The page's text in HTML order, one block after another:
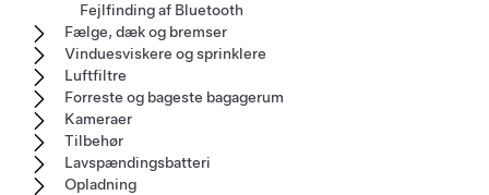
Fejlfinding af Bluetooth
Fælge, dæk og bremser
Vinduesviskere og sprinklere
Luftfiltre
Forreste og bageste bagagerum
Kameraer
Tilbehør
Lavspændingsbatteri
Opladning